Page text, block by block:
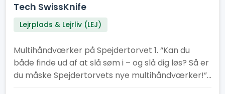
Tech SwissKnife
Lejrplads & Lejrliv (LEJ)
Multihåndværker på Spejdertorvet 1. “Kan du
både finde ud af at slå søm i – og slå dig løs? Så er
du måske Spejdertorvets nye multihåndværker!”